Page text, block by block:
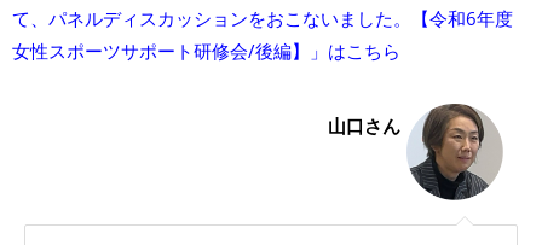
て、パネルディスカッションをおこないました。【令和6年度
女性スポーツサポート研修会/後編】」はこちら
山口さん